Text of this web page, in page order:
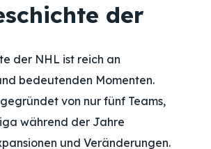
der
der NHL ist reich an
bedeutenden Momenten.
von nur fünf Teams,
während der Jahre
und Veränderungen.